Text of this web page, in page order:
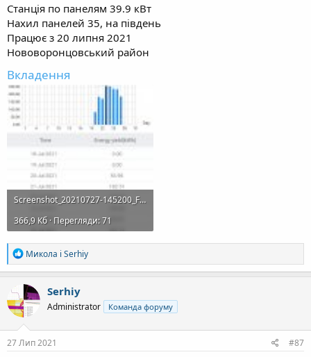
Станція по панелям 39.9 кВт
Нахил панелей 35, на південь
Працює з 20 липня 2021
Нововоронцовський район
Вкладення
Screenshot_20210727-145200_FusionSolar.jpg
366,9 Кб · Перегляди: 71
Р
е
а
к
ц
і
:
Микола і Serhiy
Serhiy
Administrator Команда форуму
27 Лип 2021 #87